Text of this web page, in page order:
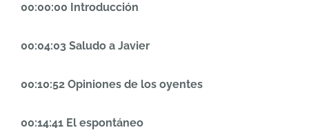
00:00:00 Introducción
00:04:03 Saludo a Javier
00:10:52 Opiniones de los oyentes
00:14:41 El espontáneo